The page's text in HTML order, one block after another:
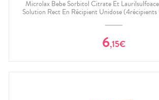
Microlax Bebe Sorbitol Citrate Et
Solution Rect En Récipient Unidose
6,15€